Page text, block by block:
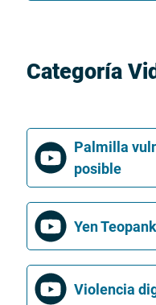
Categoría
Palmilla
posible
Yen
Violencia